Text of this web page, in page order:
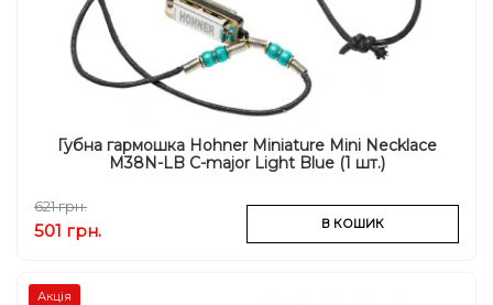
Губна гармошка Hohner Miniature Mini Necklace
M38N-LB C-major Light Blue (1 шт.)
621 грн.
501 грн. В КОШИК
Акція